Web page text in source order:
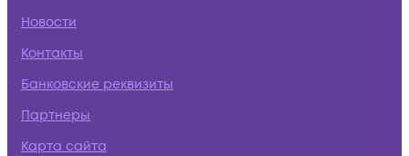
Новости
Контакты
Банковские реквизиты
Партнеры
Карта сайта